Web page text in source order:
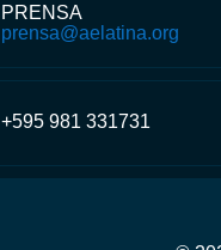
PRENSA
prensa@aelatina.org
+595 981 331731